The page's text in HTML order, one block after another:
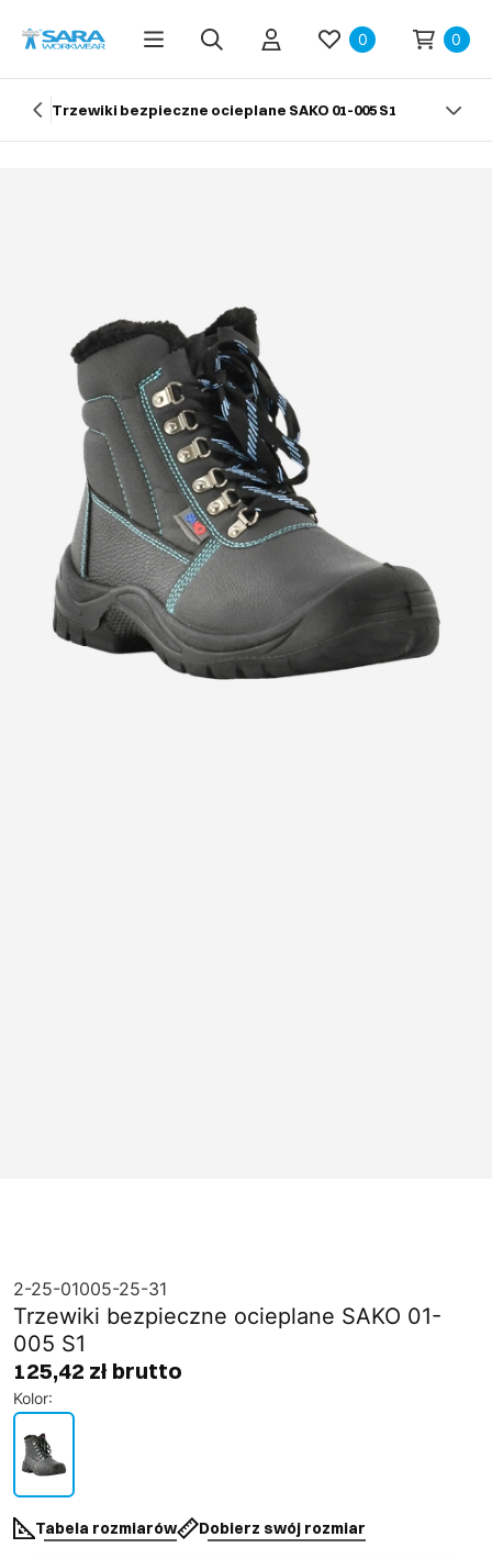
0 0
Trzewiki bezpieczne ocieplane SAKO 01-005 S1
2-25-01005-25-31
Trzewiki bezpieczne ocieplane SAKO 01-
005 S1
125,42 zł brutto
Kolor:
Tabela rozmiarów Dobierz swój rozmiar